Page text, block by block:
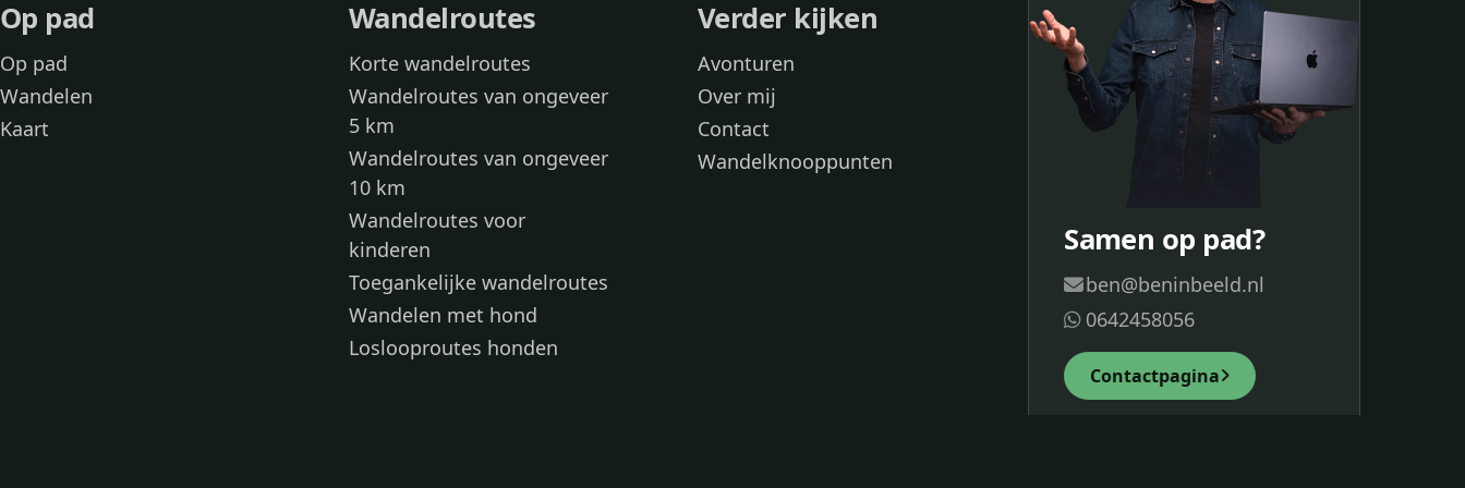
Op pad
Op pad
Wandelen
Kaart
Wandelroutes
Korte wandelroutes
Wandelroutes van ongeveer
5 km
Wandelroutes van ongeveer
10 km
Wandelroutes voor
kinderen
Toegankelijke wandelroutes
Wandelen met hond
Loslooproutes honden
Verder kijken
Avonturen
Over mij
Contact
Wandelknooppunten
Samen op pad?
ben@beninbeeld.nl
0642458056
Contactpagina